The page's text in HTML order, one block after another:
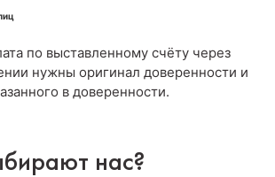
по выставленному счёту через
нужны оригинал доверенности и
в доверенности.
нас?